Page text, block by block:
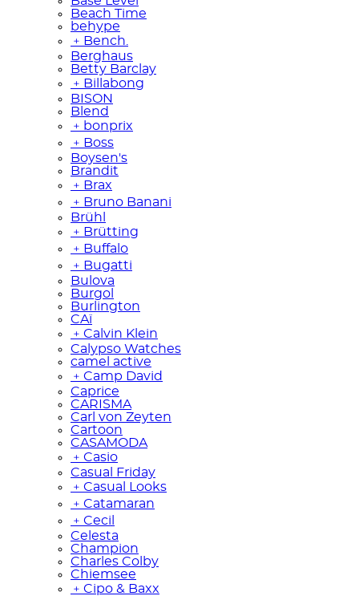
Beach Time
behype
﹢ Bench.
Berghaus
Betty Barclay
﹢ Billabong
BISON
Blend
﹢ bonprix
﹢ Boss
Boysen's
Brandit
﹢ Brax
﹢ Bruno Banani
Brühl
﹢ Brütting
﹢ Buffalo
﹢ Bugatti
Bulova
Burgol
Burlington
CAï
﹢ Calvin Klein
Calypso Watches
camel active
﹢ Camp David
Caprice
CARISMA
Carl von Zeyten
Cartoon
CASAMODA
﹢ Casio
Casual Friday
﹢ Casual Looks
﹢ Catamaran
﹢ Cecil
Celesta
Champion
Charles Colby
Chiemsee
﹢ Cipo & Baxx